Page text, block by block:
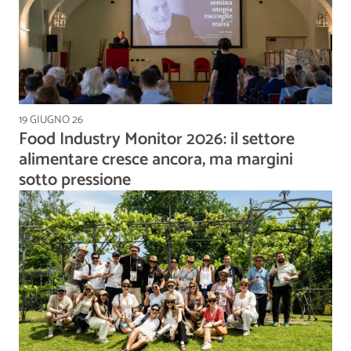
19 GIUGNO 26
Food Industry Monitor 2026: il settore
alimentare cresce ancora, ma margini
sotto pressione